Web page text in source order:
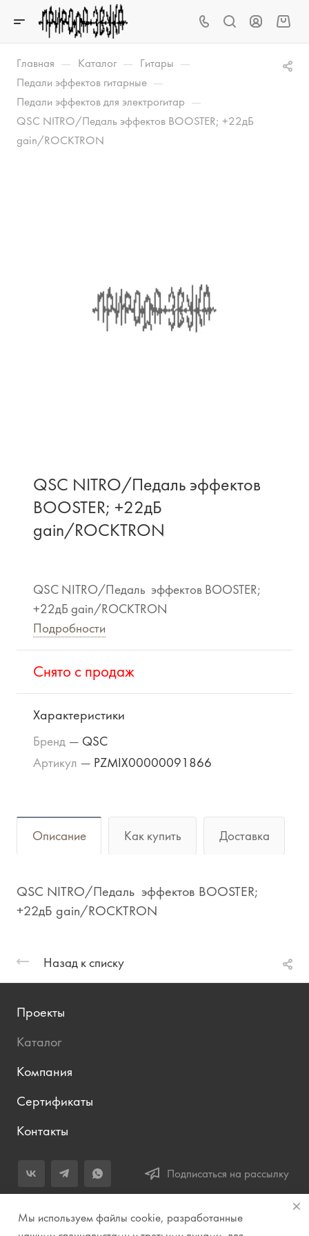
Главная — Каталог — Гитары —
Педали эффектов гитарные —
Педали эффектов для электрогитар —
QSC NITRO/Педаль эффектов BOOSTER; +22дБ
gain/ROCKTRON
QSC NITRO/Педаль эффектов
BOOSTER; +22дБ
gain/ROCKTRON
QSC NITRO/Педаль эффектов BOOSTER;
+22дБ gain/ROCKTRON
Подробности
Cнято с продаж
Характеристики
Бренд — QSC
Артикул — PZMIX00000091866
Описание Как купить Доставка
QSC NITRO/Педаль эффектов BOOSTER;
+22дБ gain/ROCKTRON
Назад к списку
Проекты
Каталог
Компания
Сертификаты
Контакты
Подписаться на рассылку
+7 (343) 283-04-11
Заказать звонок
Мы используем файлы cookie, разработанные